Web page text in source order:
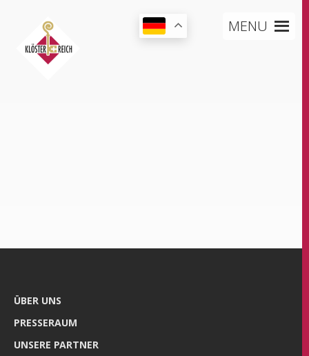
MENU
ÜBER UNS
PRES­SE­RAUM
UNSE­RE PARTNER